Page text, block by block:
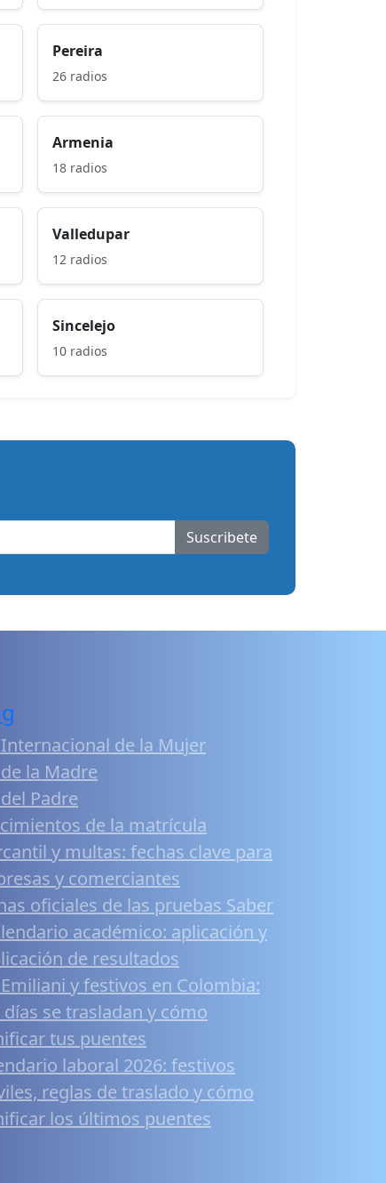
Pereira
26 radios
Armenia
18 radios
Valledupar
12 radios
Sincelejo
10 radios
Suscribete
de la Mujer
la Madre
Padre
de la matrícula
y multas: fechas clave para
y comerciantes
oficiales de las pruebas Saber
académico: aplicación y
de resultados
Emiliani y festivos en Colombia:
días se trasladan y cómo
tus puentes
laboral 2026: festivos
reglas de traslado y cómo
los últimos puentes